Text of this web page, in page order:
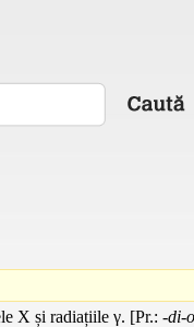
X și radiațiile γ. [Pr.: -di-